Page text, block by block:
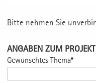
Bitte nehmen Sie
ANGABEN ZUM
Gewünschtes Thema*